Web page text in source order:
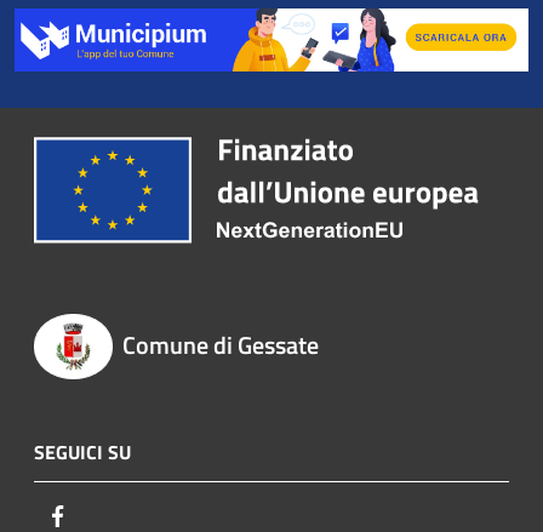
Comune di Gessate
SEGUICI SU